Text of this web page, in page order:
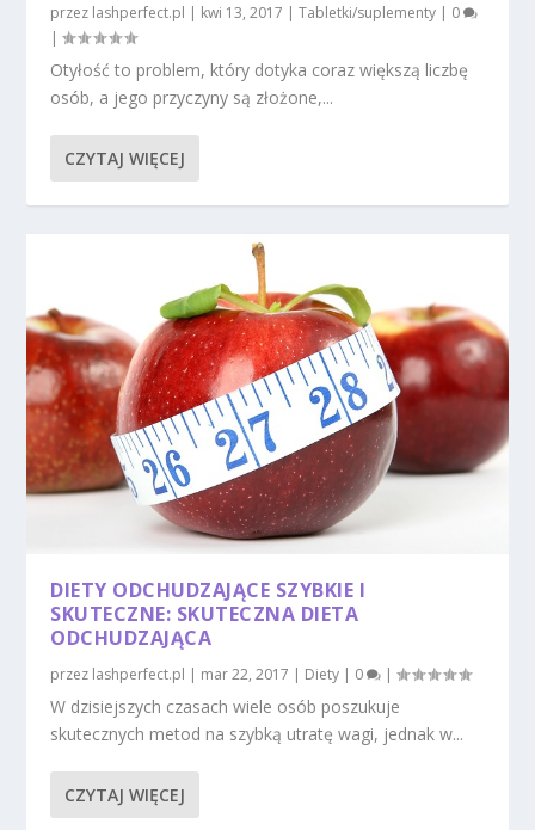
przez lashperfect.pl | kwi 13, 2017 |Tabletki/suplementy | 0
|
Otyłość to problem, który dotyka coraz większą liczbę
osób, a jego przyczyny są złożone,...
CZYTAJ WIĘCEJ
DIETY ODCHUDZAJĄCE SZYBKIE I
SKUTECZNE: SKUTECZNA DIETA
ODCHUDZAJĄCA
przez lashperfect.pl | mar 22, 2017 | Diety | 0 |
W dzisiejszych czasach wiele osób poszukuje
skutecznych metod na szybką utratę wagi, jednak w...
CZYTAJ WIĘCEJ